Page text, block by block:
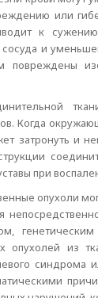
или
к
и
повреждены
Когда
затронуть и
при
опухоли
опухолей из